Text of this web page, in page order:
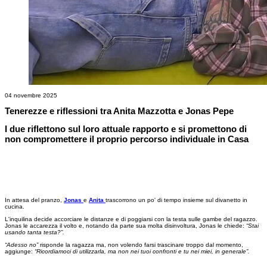
04 novembre 2025
Tenerezze e riflessioni tra Anita Mazzotta e Jonas Pepe
I due riflettono sul loro attuale rapporto e si promettono di
non compromettere il proprio percorso individuale in Casa
In attesa del pranzo, Jonas e Anita trascorrono un po' di tempo insieme sul divanetto in
cucina.
L'inquilina decide accorciare le distanze e di poggiarsi con la testa sulle gambe del ragazzo.
Jonas le accarezza il volto e, notando da parte sua molta disinvoltura, Jonas le chiede: “Stai
usando tanta testa?”.
“Adesso no”risponde la ragazza ma, non volendo farsi trascinare troppo dal momento,
aggiunge: “Ricordiamoci di utilizzarla, ma non nei tuoi confronti e tu nei miei, in generale”.